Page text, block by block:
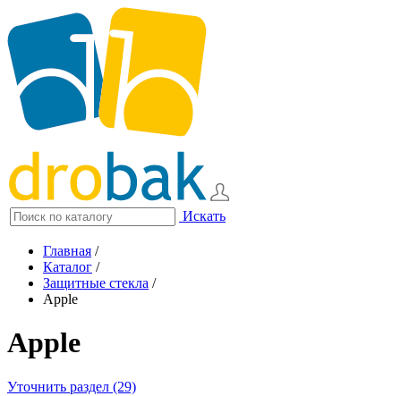
Искать
Главная /
Каталог /
Защитные стекла /
Apple
Apple
Уточнить раздел (29)